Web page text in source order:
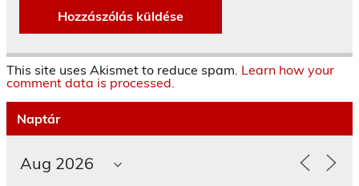
This site uses Akismet to reduce spam. Learn how your
comment data is processed.
Naptár